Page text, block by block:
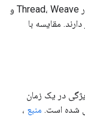
سیستم روی یک تراشه در پیاده‌سازی SoC، نرم‌افزار Thread، Weave و
مقایسه با
در یک زمان
شده است. منبع ،